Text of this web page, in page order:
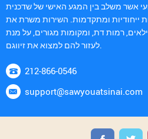
אשר משלב בין המגע האישי של שדכנית
ייחודיות ומתקדמות. השירות משרת את
רמות דת, ומקומות מגורים, על מנת
לעזור להם למצוא את זיווגם.
212-866-0546
support@sawyouatsinai.com